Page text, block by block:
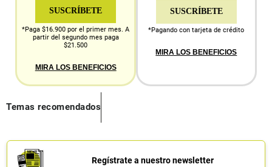
SUSCRÍBETE
*Paga $16.900 por el primer mes. A
partir del segundo mes paga
$21.500
MIRA LOS BENEFICIOS
SUSCRÍBETE
*Pagando con tarjeta de crédito
MIRA LOS BENEFICIOS
Temas recomendados
Regístrate a nuestro newsletter